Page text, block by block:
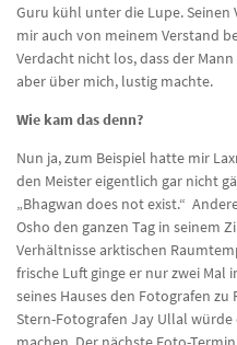
Guru kühl unter die Lupe.
mir auch von meinem Verstand
Verdacht nicht los, dass der
aber über mich, lustig machte.
Wie kam das denn?
Nun ja, zum Beispiel hatte mir
den Meister eigentlich gar nicht
„Bhagwan does not exist.“
Osho den ganzen Tag in seinem
Verhältnisse arktischen
frische Luft ginge er nur zwei Mal
seines Hauses den Fotografen
Stern-Fotografen Jay Ullal